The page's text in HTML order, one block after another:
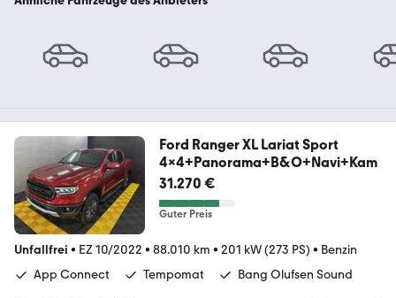
Ford Ranger XL Lariat Sport
4x4+Panorama+B&O+Navi+Kam
31.270 €
Guter Preis
Unfallfrei • EZ 10/2022 • 88.010 km • 201 kW (273 PS) • Benzin
App Connect
Tempomat Bang Olufsen Sound